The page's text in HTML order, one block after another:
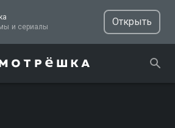
ТВ, фильмы и сериалы
Открыть